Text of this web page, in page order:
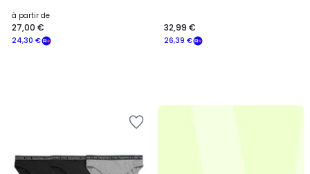
à partir de
24,30 €
27,00 €
26,39 €
32,99 €